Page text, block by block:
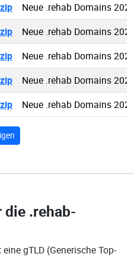
Neue .rehab Domains
Neue .rehab Domains
Neue .rehab Domains
Neue .rehab Domains
Neue .rehab Domains
die .rehab-
eine gTLD (Generische Top-